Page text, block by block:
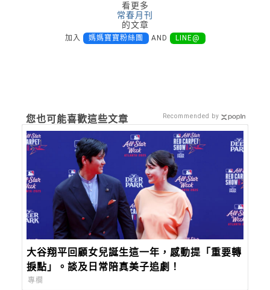
看更多
常春月刊
的文章
加入 媽媽寶寶粉絲團 AND LINE@
您也可能喜歡這些文章
大谷翔平回顧女兒誕生這一年，感動提「重要轉
捩點」。談及日常陪真美子追劇！
專欄
Recommended by